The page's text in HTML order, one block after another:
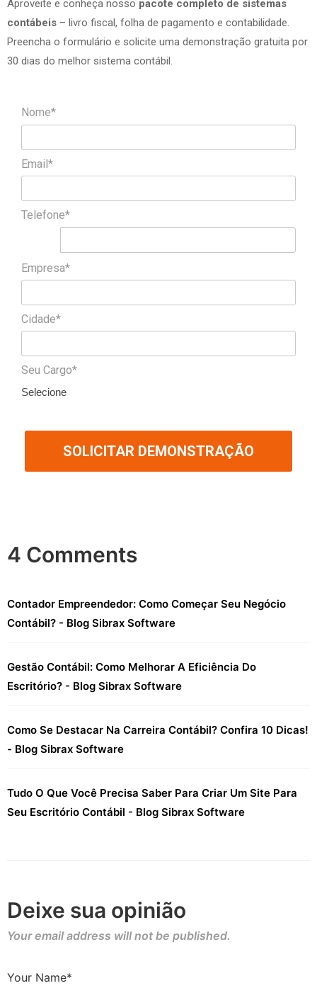
Aproveite e conheça nosso pacote completo de sistemas
contábeis – livro fiscal, folha de pagamento e contabilidade.
Preencha o formulário e solicite uma demonstração gratuita por
30 dias do melhor sistema contábil.
Nome*
Email*
Telefone*
Empresa*
Cidade*
Seu Cargo*
Selecione
SOLICITAR DEMONSTRAÇÃO
4 Comments
Contador Empreendedor: Como Começar Seu Negócio
Contábil? - Blog Sibrax Software
Gestão Contábil: Como Melhorar A Eficiência Do
Escritório? - Blog Sibrax Software
Como Se Destacar Na Carreira Contábil? Confira 10 Dicas!
- Blog Sibrax Software
Tudo O Que Você Precisa Saber Para Criar Um Site Para
Seu Escritório Contábil - Blog Sibrax Software
Deixe sua opinião
Your email address will not be published.
Your Name*